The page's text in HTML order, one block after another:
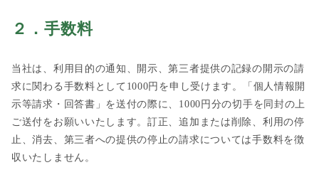
２．手数料
当社は、利用目的の通知、開示、第三者提供の記録の開示の請
求に関わる手数料として1000円を申し受けます。「個人情報開
示等請求・回答書」を送付の際に、1000円分の切手を同封の上
ご送付をお願いいたします。訂正、追加または削除、利用の停
止、消去、第三者への提供の停止の請求については手数料を徴
収いたしません。